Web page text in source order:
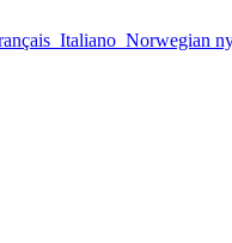
Italiano Norwegian